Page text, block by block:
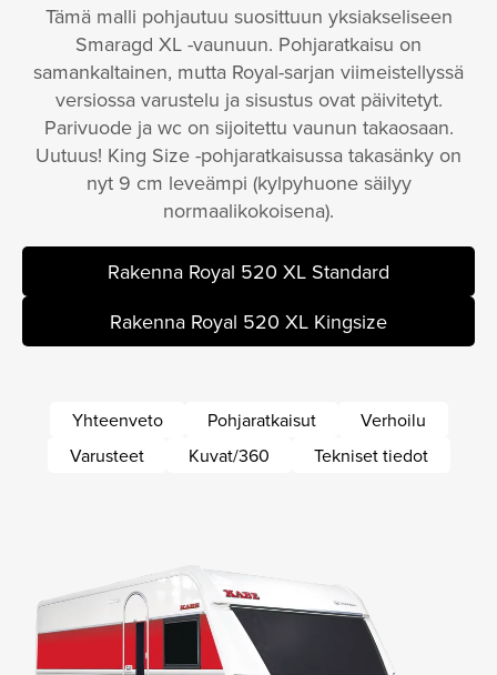
Tämä malli pohjautuu suosittuun yksiakseliseen
Smaragd XL -vaunuun. Pohjaratkaisu on
samankaltainen, mutta Royal-sarjan viimeistellyssä
versiossa varustelu ja sisustus ovat päivitetyt.
Parivuode ja wc on sijoitettu vaunun takaosaan.
Uutuus! King Size -pohjaratkaisussa takasänky on
nyt 9 cm leveämpi (kylpyhuone säilyy
normaalikokoisena).
Rakenna Royal 520 XL Standard
Rakenna Royal 520 XL Kingsize
Yhteenveto Pohjaratkaisut
Verhoilu
Varusteet
Kuvat/360 Tekniset tiedot